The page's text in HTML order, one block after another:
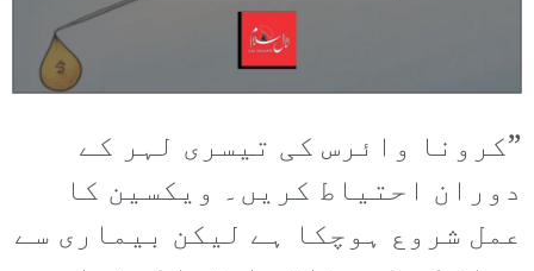
”کرونا وائرس کی تیسری لہر کے
دوران احتیاط کریں۔ ویکسین کا
عمل شروع ہوچکا ہے لیکن بیماری سے